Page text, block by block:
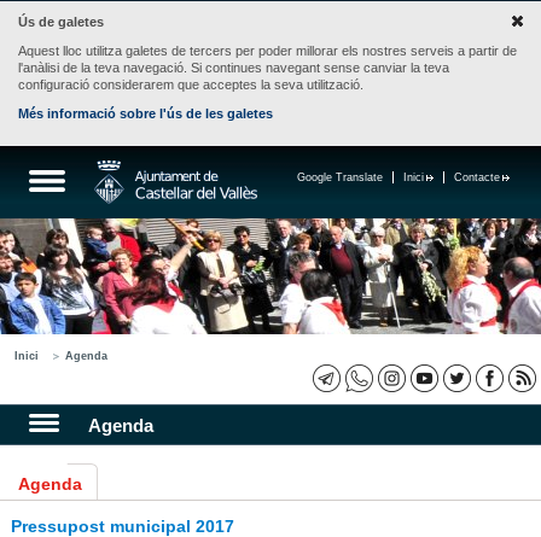
Ús de galetes
Aquest lloc utilitza galetes de tercers per poder millorar els nostres serveis a partir de
l'anàlisi de la teva navegació. Si continues navegant sense canviar la teva
configuració considerarem que acceptes la seva utilització.
Més informació sobre l'ús de les galetes
Contacte
Inici
Google Translate
Inici Agenda
Agenda
Agenda
Pressupost municipal 2017